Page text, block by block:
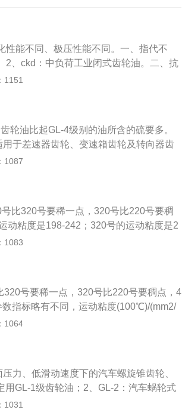
性能不同、极压性能不同。一、指代不
2、ckd：中负荷工业闭式齿轮油。二、抗
。2、ckd：抗氧化试验95℃。三、极
于齿面接触应力小于1100n/mm2的工业
工业闭式齿轮油，抗氧化性能121摄氏
轮油应具有良好的抗磨、耐负荷性能和
抗泡性、水分离性能和防锈性能。齿轮
合适的粘度及良好的粘温性，粘度是齿
特点。是赖以防止运动中齿面磨损、擦
1151
轮油比起GL-4级别的油所含的硫要多。
于差速器齿轮、变速箱齿轮及转向器齿
用于工作条件特别苛刻的差速器齿轮及
齿轮油主要指变速器和后桥的润滑油，
性能上均存在着差异。2、齿轮油主要起
助齿轮散热等作用。3、汽车齿轮油用于
传动机构中，由于齿轮传动时表面压力
却、散热、防腐防锈、洗涤和降低齿面
1087
比320号要稀一点，320号比220号要稠
动粘度是198-242；320号的运动粘度是2
防止磨损和锈蚀、帮助齿轮散热等作
、涡轮机和齿轮箱里的。齿轮油220和3
擦伤性良好、热安定性和氧化安定性优
金属和氯，符合环保要求。
1083
号要稀一点，320号比220号要稠点，4
指标略有不同，运动粘度(100℃)/(mm2/
，其他参数基本一致。220号齿轮油和3
系列润滑油的特点是承载能力和抗擦伤
粘附性良好，不含溶剂、沥青、重金属和
项：1、一般使用等级高的齿轮油可用
油决不能用在要求高的车辆上。如准双
可用于普通齿轮传动件的润滑，但却不
1064
力、低滑动速度下的汽车螺旋锥齿轮、
GL-1级齿轮油；2、GL-2：汽车蜗轮式
状况，用GL-1齿轮油不能满足要求，规
1031